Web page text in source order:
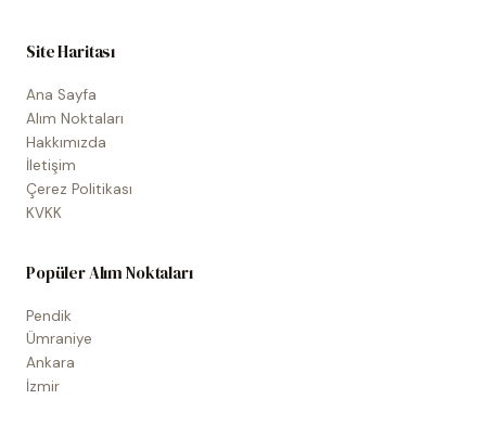
Site Haritası
Ana Sayfa
Alım Noktaları
Hakkımızda
İletişim
Çerez Politikası
KVKK
Popüler Alım Noktaları
Pendik
Ümraniye
Ankara
İzmir